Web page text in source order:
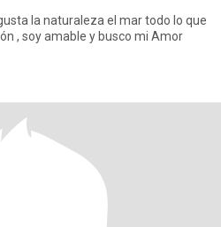
la naturaleza el mar todo lo que
, soy amable y busco mi Amor